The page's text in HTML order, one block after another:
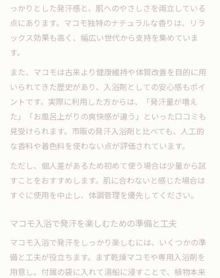
っかりとした発汗感と、肌へのやさしさを両立している
点にあります。マコモ独特のナチュラルな香りは、リラ
ックス効果も高く、幅広い世代から支持を集めていま
す。
また、マコモは古来より健康維持や体質改善を目的に用
いられてきた歴史があり、入浴剤としての安心感もポイ
ントです。実際に利用した方からは、「発汗量が増え
た」「お風呂上がりの爽快感が違う」といった口コミも
見受けられます。市販の発汗入浴剤と比べても、人工的
な香料や着色料を使わない点が評価されています。
ただし、個人差があるため初めて使う場合は少量から試
すことをおすすめします。肌に合わないと感じた場合は
すぐに使用を中止し、体調管理を優先してください。
マコモ入浴で発汗を楽しむための準備と工夫
マコモ入浴で発汗をしっかり楽しむには、いくつかの準
備と工夫が役立ちます。まず乾燥マコモや専用入浴剤を
用意し、付属の袋に入れて湯船に浸すことで、植物本来